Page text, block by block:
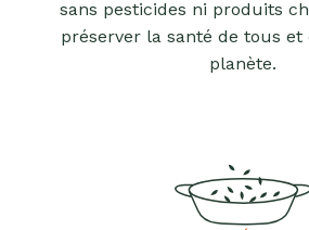
sans pesticides ni produits
préserver la santé de tous
planète.